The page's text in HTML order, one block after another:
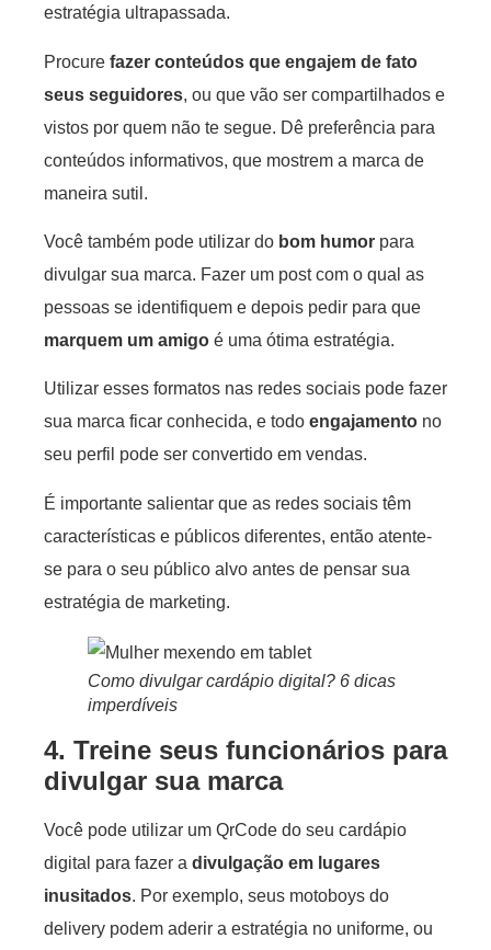
estratégia ultrapassada.
Procure fazer conteúdos que engajem de fato
seus seguidores, ou que vão ser compartilhados e
vistos por quem não te segue. Dê preferência para
conteúdos informativos, que mostrem a marca de
maneira sutil.
Você também pode utilizar do bom humor para
divulgar sua marca. Fazer um post com o qual as
pessoas se identifiquem e depois pedir para que
marquem um amigo é uma ótima estratégia.
Utilizar esses formatos nas redes sociais pode fazer
sua marca ficar conhecida, e todo engajamento no
seu perfil pode ser convertido em vendas.
É importante salientar que as redes sociais têm
características e públicos diferentes, então atente-
se para o seu público alvo antes de pensar sua
estratégia de marketing.
Como divulgar cardápio digital? 6 dicas
imperdíveis
4. Treine seus funcionários para
divulgar sua marca
Você pode utilizar um QrCode do seu cardápio
digital para fazer a divulgação em lugares
inusitados. Por exemplo, seus motoboys do
delivery podem aderir a estratégia no uniforme, ou